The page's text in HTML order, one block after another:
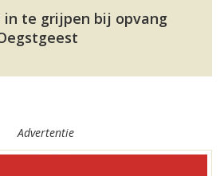
in te grijpen bij opvang
Advertentie